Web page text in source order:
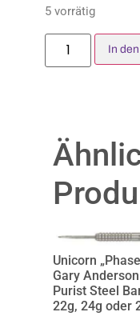
5 vorrätig
In
Unicorn
Gary Anderson
Purist Steel
22g, 24g oder